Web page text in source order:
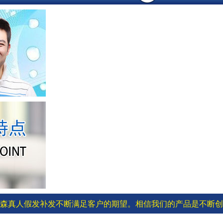
真人假发补发不断满足客户的期望。相信我们的产品是不断